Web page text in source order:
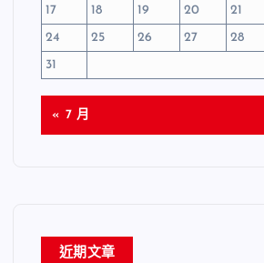
17
18 19 20 21
24
25 26 27 28
31
« 7 月
近期文章